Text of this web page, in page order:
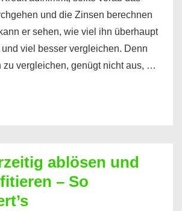
und die Zinsen berechnen
er sehen, wie viel ihn überhaupt
viel besser vergleichen. Denn
zu vergleichen, genügt nicht aus, …
ablösen und
– So